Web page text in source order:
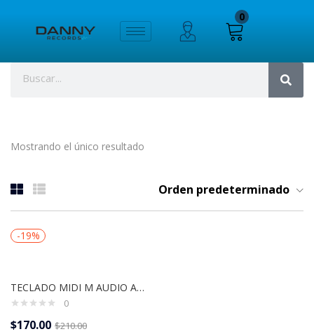
0
Mostrando el único resultado
Orden predeterminado
-19%
TECLADO MIDI M AUDIO AXIOM AIR MINI 32
0
$170.00 $210.00